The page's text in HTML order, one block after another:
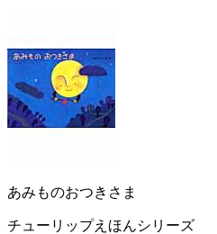
あみものおつきさま
チューリップえほんシリーズ